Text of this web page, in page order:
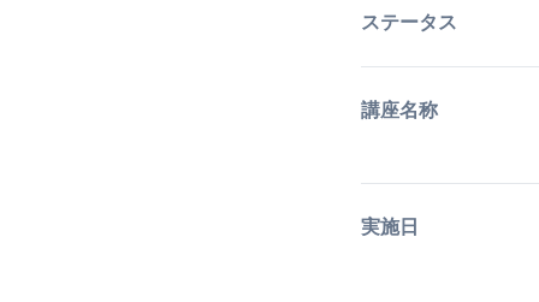
ステータス
講座名称
実施日